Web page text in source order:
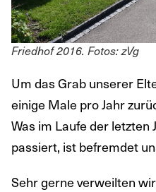
Friedhof 2016. Fotos: zVg
Um das Grab unserer
einige Male pro Jahr
Was im Laufe der
passiert, ist befremdet
Sehr gerne verweilten